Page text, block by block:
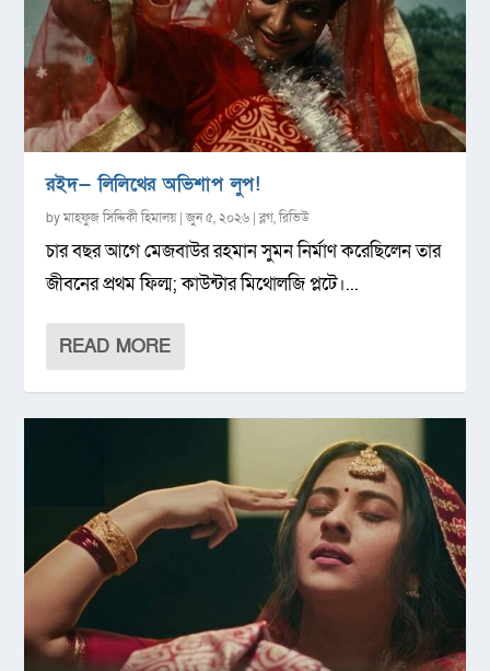
রইদ— লিলিথের অভিশাপ লুপ!
byমাহফুজ সিদ্দিকী হিমালয়|জুন ৫, ২০২৬ |ব্লগ,রিভিউ
চার বছর আগে মেজবাউর রহমান সুমন নির্মাণ করেছিলেন তার
জীবনের প্রথম ফিল্ম; কাউন্টার মিথোলজি প্লটে।...
READ MORE